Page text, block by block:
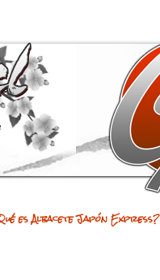
es Albacete Japón Express?